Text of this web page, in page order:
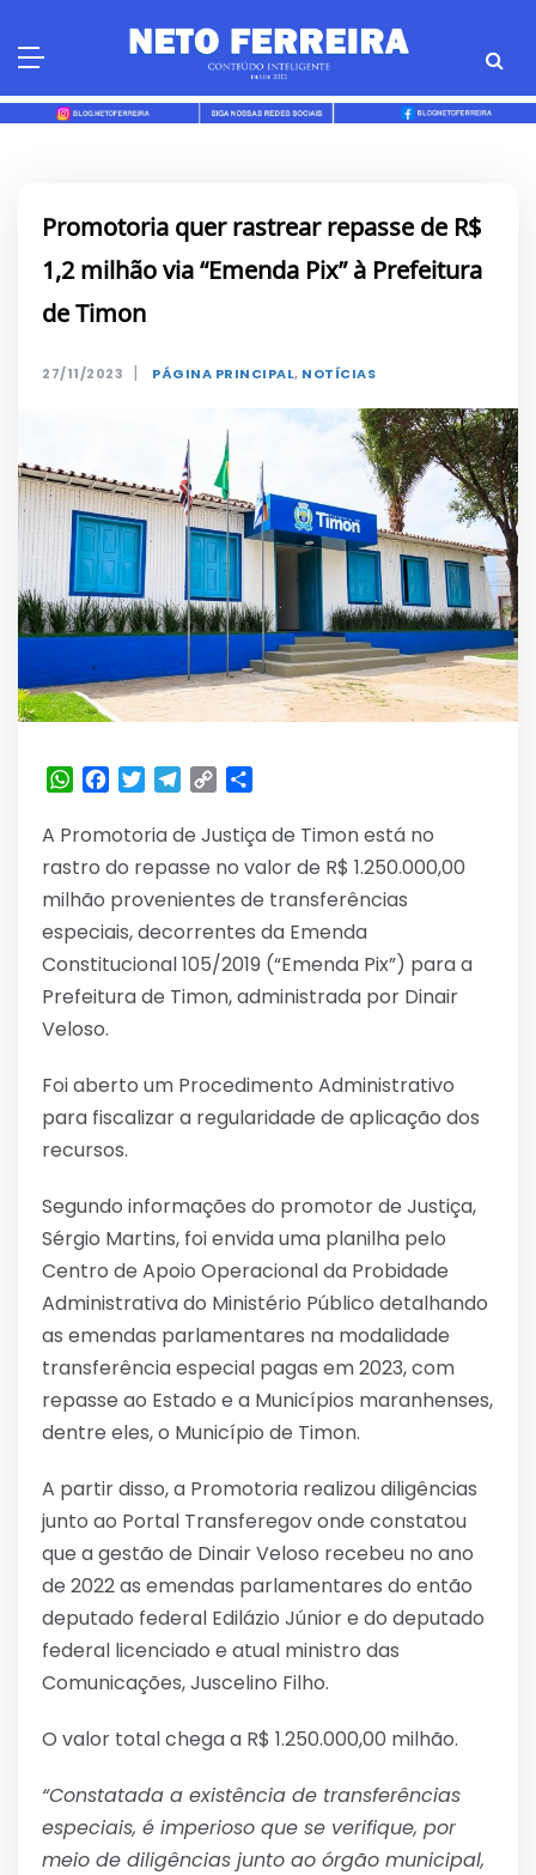
Promotoria quer rastrear repasse de R$
1,2 milhão via “Emenda Pix” à Prefeitura
de Timon
27/11/2023 | PÁGINA PRINCIPAL, NOTÍCIAS
WhatsApp
Facebook
TwitterTelegram
Copy
A Promotoria de Justiça de Timon está no
rastro do repasse no valor de R$ 1.250.000,00
milhão provenientes de transferências
especiais, decorrentes da Emenda
Constitucional 105/2019 (“Emenda Pix”) para a
Prefeitura de Timon, administrada por Dinair
Veloso.
Foi aberto um Procedimento Administrativo
para fiscalizar a regularidade de aplicação dos
recursos.
Segundo informações do promotor de Justiça,
Sérgio Martins, foi envida uma planilha pelo
Centro de Apoio Operacional da Probidade
Administrativa do Ministério Público detalhando
as emendas parlamentares na modalidade
transferência especial pagas em 2023, com
repasse ao Estado e a Municípios maranhenses,
dentre eles, o Município de Timon.
A partir disso, a Promotoria realizou diligências
junto ao Portal Transferegov onde constatou
que a gestão de Dinair Veloso recebeu no ano
de 2022 as emendas parlamentares do então
deputado federal Edilázio Júnior e do deputado
federal licenciado e atual ministro das
Comunicações, Juscelino Filho.
O valor total chega a R$ 1.250.000,00 milhão.
“Constatada a existência de transferências
especiais, é imperioso que se verifique, por
meio de diligências junto ao órgão municipal,